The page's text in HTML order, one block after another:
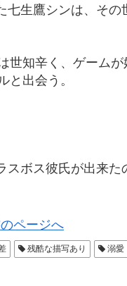
生鷹シンは、その
世知辛く、ゲーム
と出会う。
ボス彼氏が出来た
ページへ
残酷な描写あり 溺愛